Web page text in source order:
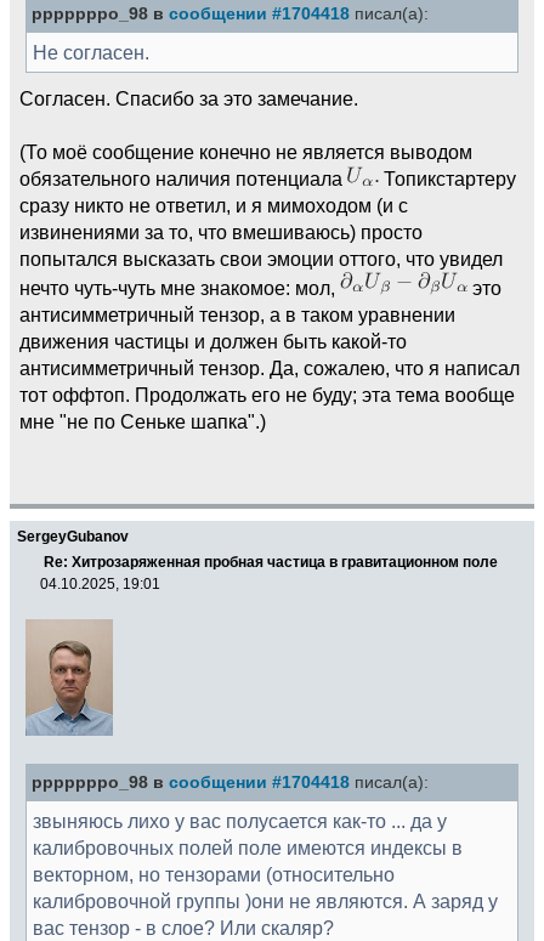
pppppppo_98 в сообщении #1704418 писал(а):
Не согласен.
Согласен. Спасибо за это замечание.
(То моё сообщение конечно не является выводом
обязательного наличия потенциала
Топикстартеру
сразу никто не ответил, и я мимоходом (и с
извинениями за то, что вмешиваюсь) просто
попытался высказать свои эмоции оттого, что увидел
нечто чуть-чуть мне знакомое: мол,
это
антисимметричный тензор, а в таком уравнении
движения частицы и должен быть какой-то
антисимметричный тензор. Да, сожалею, что я написал
тот оффтоп. Продолжать его не буду; эта тема вообще
мне "не по Сеньке шапка".)
SergeyGubanov
Re: Хитрозаряженная пробная частица в гравитационном поле
04.10.2025, 19:01
pppppppo_98 в сообщении #1704418 писал(а):
звыняюсь лихо у вас полусается как-то ... да у
калибровочных полей поле имеются индексы в
векторном, но тензорами (относительно
калибровочной группы )они не являются. А заряд у
вас тензор - в слое? Или скаляр?